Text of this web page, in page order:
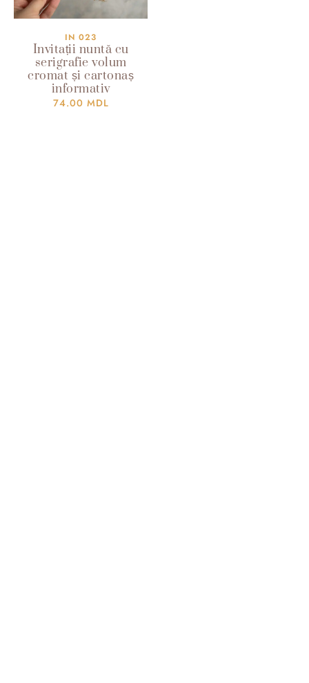
IN 023
Invitații nuntă cu
serigrafie volum
cromat și cartonaș
informativ
74.00 MDL